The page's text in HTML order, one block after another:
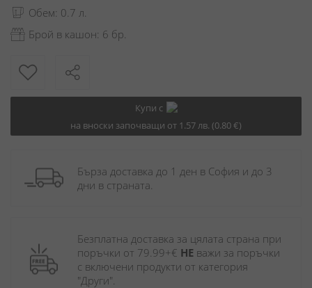
Обем: 0.7 л.
Брой в кашон: 6 бр.
Купи с
на вноски започващи от 1.57 лв. (0.80 €)
Бърза доставка до 1 ден в София и до 3
дни в страната.
Безплатна доставка за цялата страна при
поръчки от 79.99+€ НЕ важи за поръчки
с включени продукти от категория
"Други".